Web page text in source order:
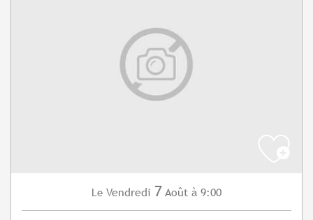
Le Vendredi 7 Août à 9:00